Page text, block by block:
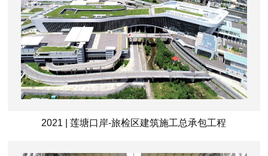
2021 | 莲塘口岸-旅检区建筑施工总承包工程